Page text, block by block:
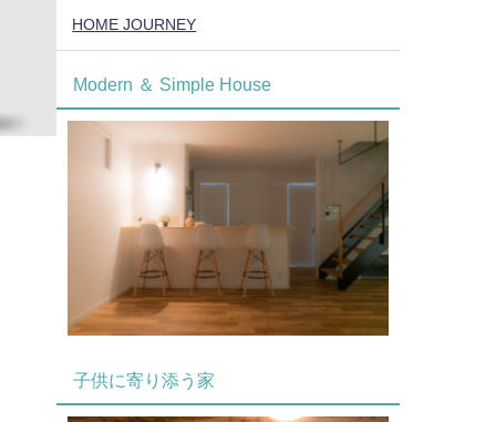
HOME JOURNEY
Modern ＆ Simple House
子供に寄り添う家